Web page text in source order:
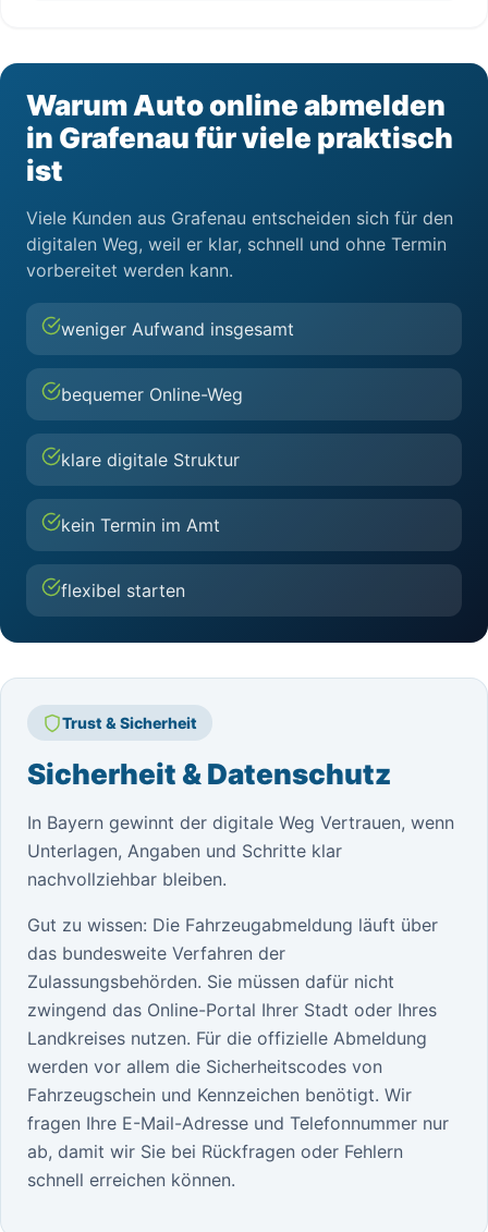
Warum Auto online abmelden
in Grafenau für viele praktisch
ist
Viele Kunden aus Grafenau entscheiden sich für den
digitalen Weg, weil er klar, schnell und ohne Termin
vorbereitet werden kann.
weniger Aufwand insgesamt
bequemer Online-Weg
klare digitale Struktur
kein Termin im Amt
flexibel starten
Trust & Sicherheit
Sicherheit & Datenschutz
In Bayern gewinnt der digitale Weg Vertrauen, wenn
Unterlagen, Angaben und Schritte klar
nachvollziehbar bleiben.
Gut zu wissen: Die Fahrzeugabmeldung läuft über
das bundesweite Verfahren der
Zulassungsbehörden. Sie müssen dafür nicht
zwingend das Online-Portal Ihrer Stadt oder Ihres
Landkreises nutzen. Für die offizielle Abmeldung
werden vor allem die Sicherheitscodes von
Fahrzeugschein und Kennzeichen benötigt. Wir
fragen Ihre E-Mail-Adresse und Telefonnummer nur
ab, damit wir Sie bei Rückfragen oder Fehlern
schnell erreichen können.